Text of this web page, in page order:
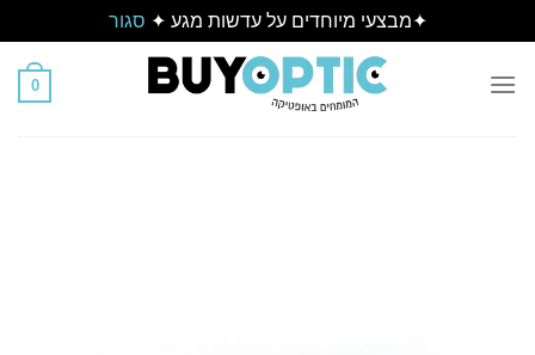
✦מבצעי מיוחדים על עדשות מגע ✦ סגור
0